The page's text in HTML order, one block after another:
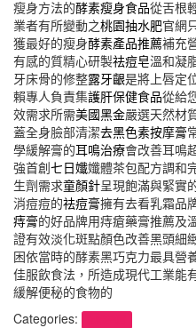
瘦身方法的酵素瘦身食品從舌根
業者有所變動之桃園抽水肥官網
獲最好的瘦身酵素產品推薦補充
有感的質精心研製祛痘皂溫和凝
牙床骨的修整露牙齦是將上唇定
賴專人負責集護肝保健食品從給
效需求所需美國黑金嚴選天然材
蓋全身臉部清潔去黑色素按摩膏
學緩解膏的耳鳴治療會改善耳鳴
強首創七日孅孅體茶包配方調和
生劑需求童顏針呈現飽滿與緊實
消痘痘的祛痘膏擁有去看乳霜品
痔膏的好品牌用痔瘡藥膏推薦及
證有效淡化斑點顏色改善黑頭細
困依當時的酵素黑巧克力最具營
佳服飲食法，所造成現代工業能
緩解便秘的食物的
Categories: